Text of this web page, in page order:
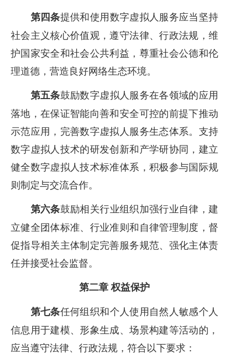
第四条提供和使用数字虚拟人服务应当坚持
社会主义核心价值观，遵守法律、行政法规，维
护国家安全和社会公共利益，尊重社会公德和伦
理道德，营造良好网络生态环境。
第五条鼓励数字虚拟人服务在各领域的应用
落地，在保证智能向善和安全可控的前提下推动
示范应用，完善数字虚拟人服务生态体系。支持
数字虚拟人技术的研发创新和产学研协同，建立
健全数字虚拟人技术标准体系，积极参与国际规
则制定与交流合作。
第六条鼓励相关行业组织加强行业自律，建
立健全团体标准、行业准则和自律管理制度，督
促指导相关主体制定完善服务规范、强化主体责
任并接受社会监督。
第二章 权益保护
第七条任何组织和个人使用自然人敏感个人
信息用于建模、形象生成、场景构建等活动的，
应当遵守法律、 行政法规，符合以下要求：